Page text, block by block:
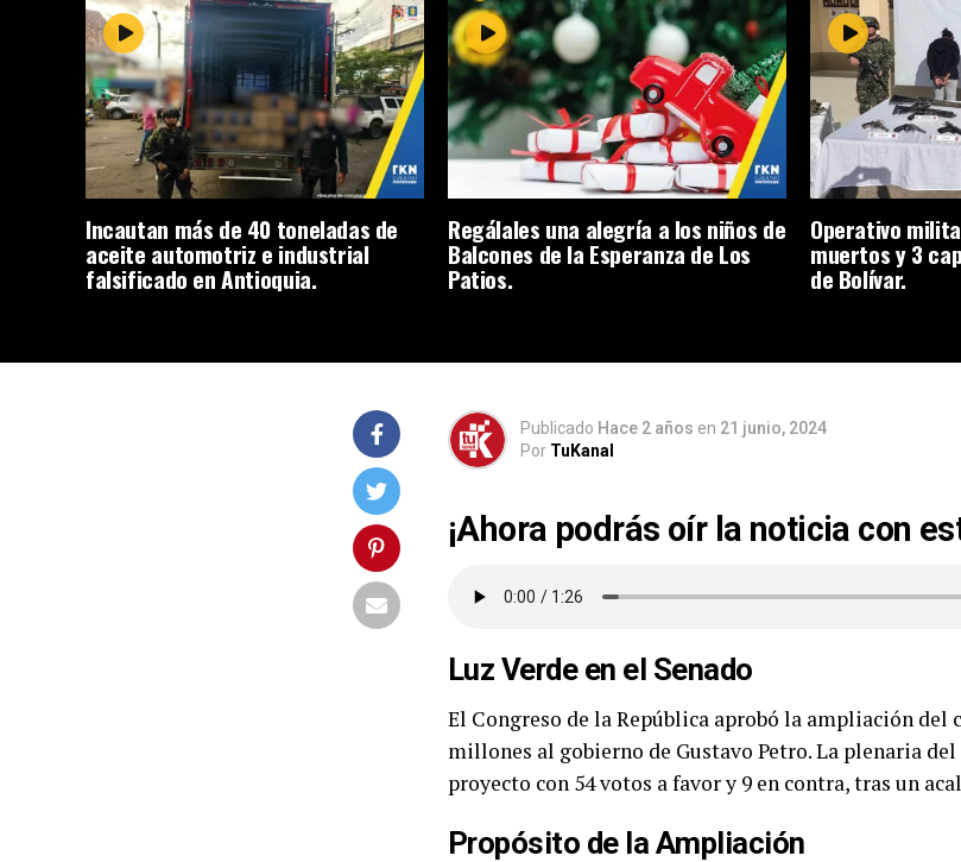
Incautan más de 40 toneladas de
aceite automotriz e industrial
falsificado en Antioquia.
Regálales una alegría a los niños de
Balcones de la Esperanza de Los
Patios.
Operativo
muertos y 3
de Bolívar.
Publicado Hace 2 años en 21 junio, 2024
Por TuKanal
¡Ahora podrás oír la noticia con
Luz Verde en el Senado
El Congreso de la República aprobó la ampliación del
millones al gobierno de Gustavo Petro. La plenaria
proyecto con 54 votos a favor y 9 en contra, tras un
Propósito de la Ampliación